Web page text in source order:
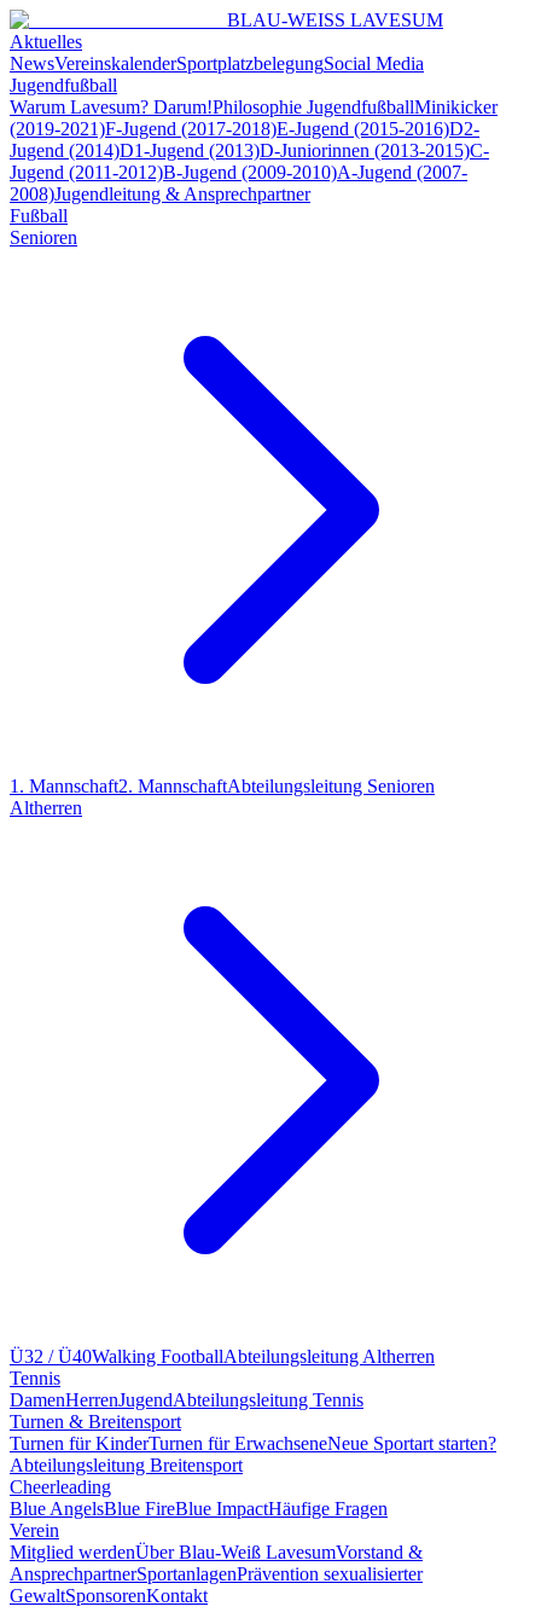
BLAU-WEISS LAVESUM
Aktuelles
NewsVereinskalenderSportplatzbelegungSocial Media
Jugendfußball
Warum Lavesum? Darum!Philosophie JugendfußballMinikicker
(2019-2021)F-Jugend (2017-2018)E-Jugend (2015-2016)D2-
Jugend (2014)D1-Jugend (2013)D-Juniorinnen (2013-2015)C-
Jugend (2011-2012)B-Jugend (2009-2010)A-Jugend (2007-
2008)Jugendleitung & Ansprechpartner
Fußball
Senioren
1. Mannschaft2. MannschaftAbteilungsleitung Senioren
Altherren
Ü32 / Ü40Walking FootballAbteilungsleitung Altherren
Tennis
DamenHerrenJugendAbteilungsleitung Tennis
Turnen & Breitensport
Turnen für KinderTurnen für ErwachseneNeue Sportart starten?
Abteilungsleitung Breitensport
Cheerleading
Blue AngelsBlue FireBlue ImpactHäufige Fragen
Verein
Mitglied werdenÜber Blau-Weiß LavesumVorstand &
AnsprechpartnerSportanlagenPrävention sexualisierter
GewaltSponsorenKontakt